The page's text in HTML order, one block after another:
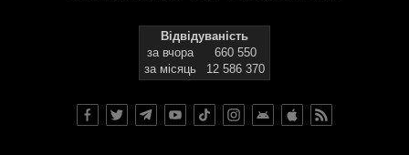
Відвідуваність
за вчора
660 550
за місяць
12 586 370